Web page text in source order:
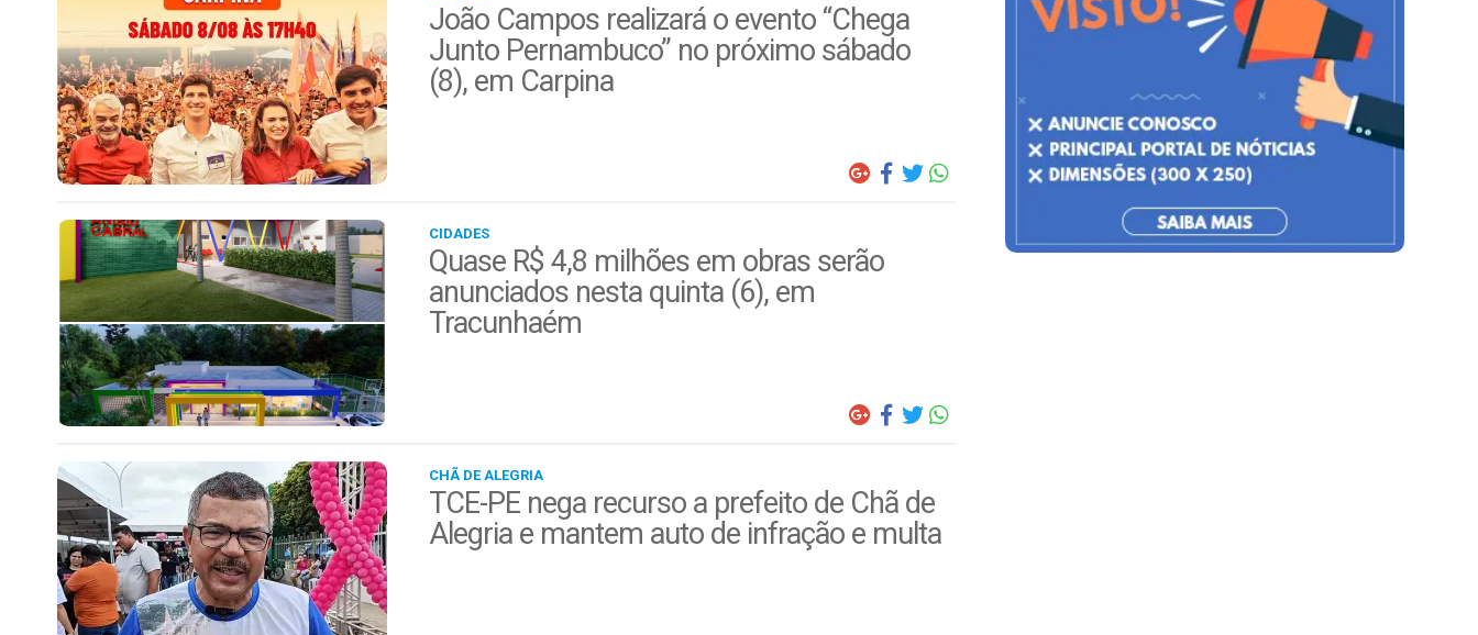
João Campos realizará o evento “Chega
Junto Pernambuco” no próximo sábado
(8), em Carpina
CIDADES
Quase R$ 4,8 milhões em obras serão
anunciados nesta quinta (6), em
Tracunhaém
CHÃ DE ALEGRIA
TCE-PE nega recurso a prefeito de Chã de
Alegria e mantem auto de infração e multa